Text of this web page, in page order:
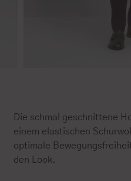
Die schmal geschnittene
einem elastischen
optimale
den Look.